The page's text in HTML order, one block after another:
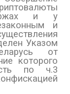
и у
и
Указом
от
которого
по ч.3